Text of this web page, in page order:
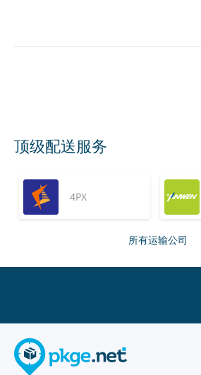
顶级配送服务
4PX
所有运输公司